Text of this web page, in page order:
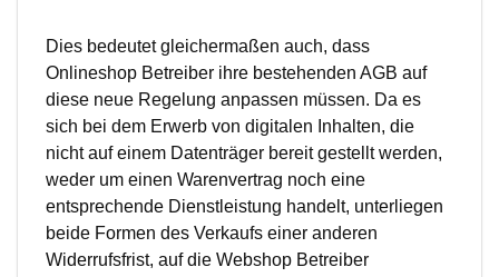
Dies bedeutet gleichermaßen auch, dass
Onlineshop Betreiber ihre bestehenden AGB auf
diese neue Regelung anpassen müssen. Da es
sich bei dem Erwerb von digitalen Inhalten, die
nicht auf einem Datenträger bereit gestellt werden,
weder um einen Warenvertrag noch eine
entsprechende Dienstleistung handelt, unterliegen
beide Formen des Verkaufs einer anderen
Widerrufsfrist, auf die Webshop Betreiber